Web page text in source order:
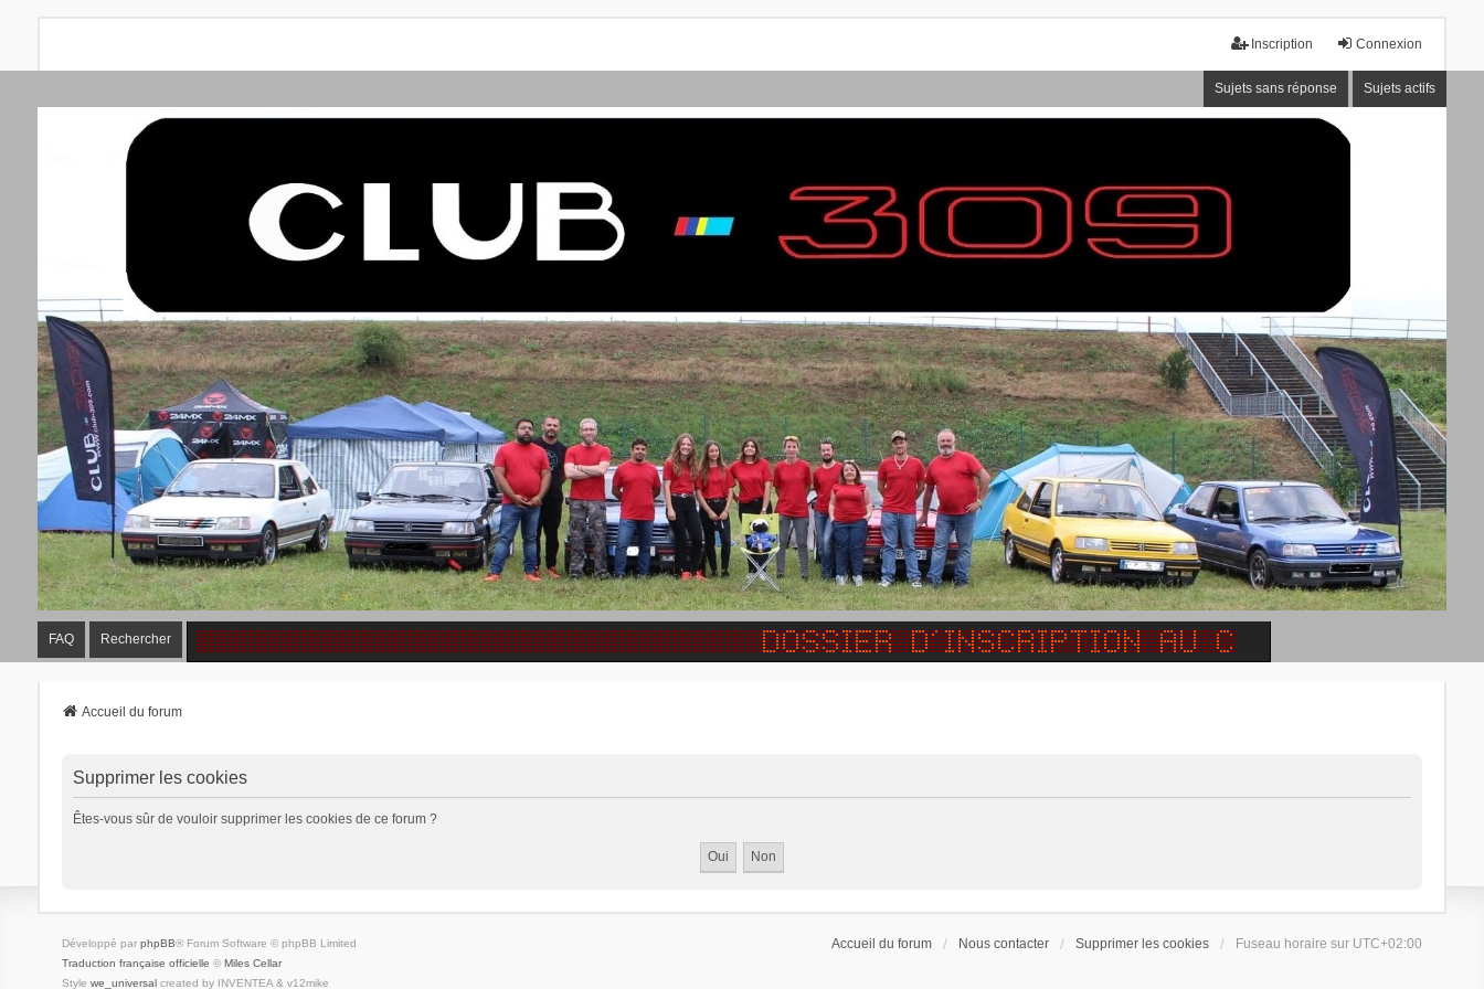
Connexion
Inscription
Sujets sans réponse Sujets actifs
FAQ Rechercher
Accueil du forum
Supprimer les cookies
Êtes-vous sûr de vouloir supprimer les cookies de ce forum ?
Accueil du forum Nous contacter Supprimer les cookies Fuseau horaire sur UTC+02:00
Développé par phpBB® Forum Software © phpBB Limited
Traduction française officielle © Miles Cellar
Style we_universalcreated by INVENTEA & v12mike